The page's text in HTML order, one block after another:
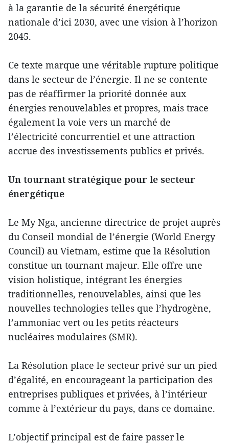
à la garantie de la sécurité énergétique
nationale d’ici 2030, avec une vision à l’horizon
2045.
Ce texte marque une véritable rupture politique
dans le secteur de l’énergie. Il ne se contente
pas de réaffirmer la priorité donnée aux
énergies renouvelables et propres, mais trace
également la voie vers un marché de
l’électricité concurrentiel et une attraction
accrue des investissements publics et privés.
Un tournant stratégique pour le secteur
énergétique
Le My Nga, ancienne directrice de projet auprès
du Conseil mondial de l’énergie (World Energy
Council) au Vietnam, estime que la Résolution
constitue un tournant majeur. Elle offre une
vision holistique, intégrant les énergies
traditionnelles, renouvelables, ainsi que les
nouvelles technologies telles que l’hydrogène,
l’ammoniac vert ou les petits réacteurs
nucléaires modulaires (SMR).
La Résolution place le secteur privé sur un pied
d’égalité, en encourageant la participation des
entreprises publiques et privées, à l’intérieur
comme à l’extérieur du pays, dans ce domaine.
L’objectif principal est de faire passer le